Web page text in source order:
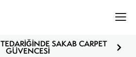
SAKAB CARPET
GÜVENCESİ